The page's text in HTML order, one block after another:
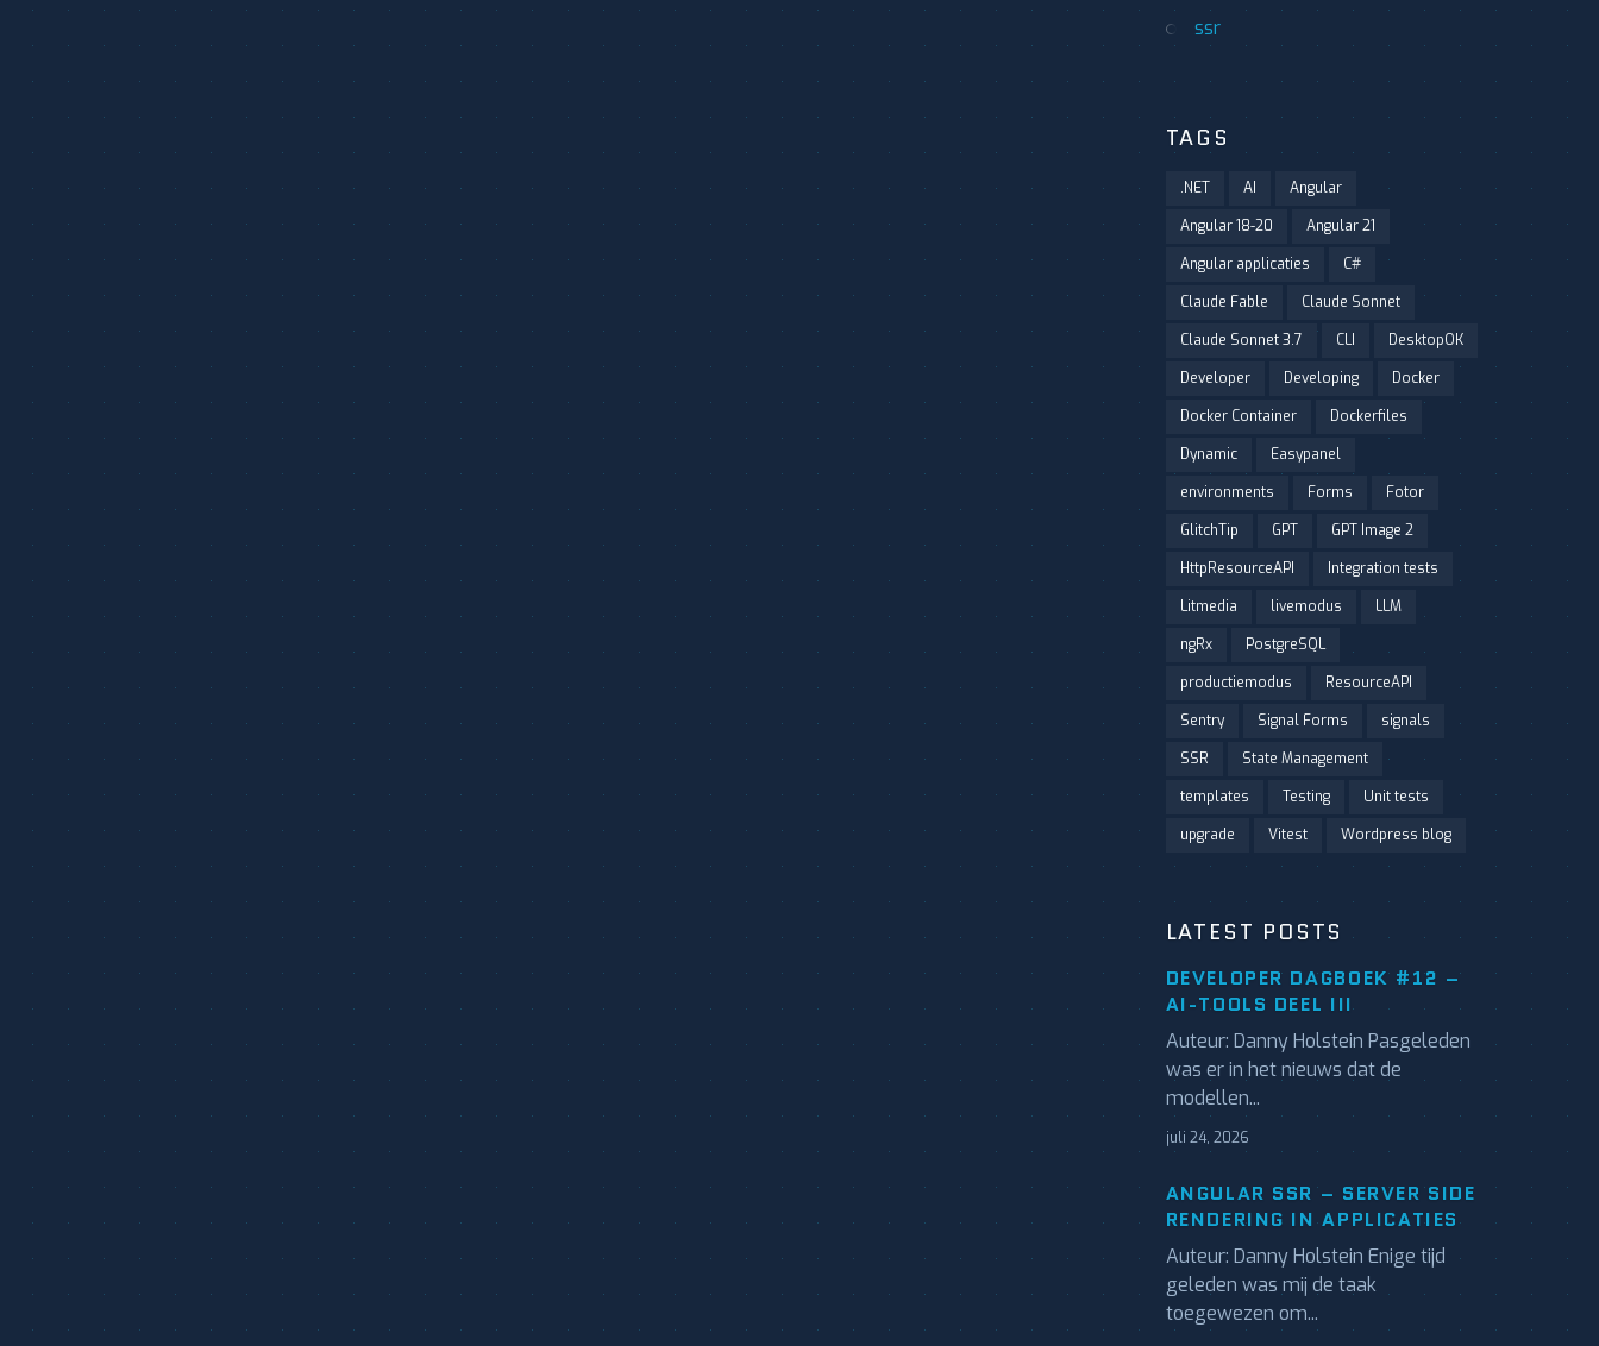
ssr
TAGS
.NET AI
Angular
Angular 18-20
Angular 21
Angular applicaties
C#
Claude Fable
Claude Sonnet
Claude Sonnet 3.7
CLI
DesktopOK
Developer
Developing
Docker
Docker Container
Dockerfiles
Dynamic
Easypanel
environments
Forms
Fotor
GlitchTip
GPT
GPT Image 2
HttpResourceAPI
Integration tests
Litmedia
livemodus
LLM
ngRx
PostgreSQL
productiemodus
ResourceAPI
Sentry
Signal Forms
signals
SSR
State Management
templates
Testing
Unit tests
upgrade
Vitest Wordpress blog
LATEST POSTS
DEVELOPER DAGBOEK #12 –
AI-TOOLS DEEL III
Auteur: Danny Holstein Pasgeleden
was er in het nieuws dat de
modellen...
juli 24, 2026
ANGULAR SSR – SERVER SIDE
RENDERING IN APPLICATIES
Auteur: Danny Holstein Enige tijd
geleden was mij de taak
toegewezen om...